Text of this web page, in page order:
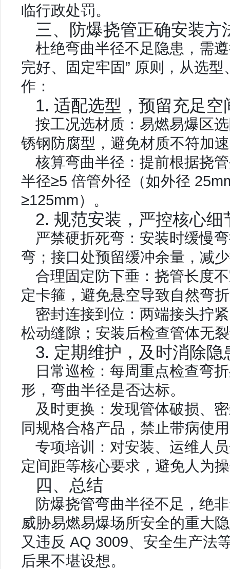
临行政处罚。
三、防爆挠管正确安装方
杜绝弯曲半径不足隐患，需遵
完好、固定牢固” 原则，从选
作：
1. 适配选型，预留充足空
按工况选材质：易燃易爆区
锈钢防腐型，避免材质不符加
核算弯曲半径：提前根据挠
半径≥5 倍管外径 （如外径
≥125mm）。
2. 规范安装，严控核心细
严禁硬折死弯：安装时缓慢
弯；接口处预留缓冲余量，减
合理固定防下垂：挠管长度
定卡箍，避免悬空导致自然弯
密封连接到位：两端接头拧
松动缝隙；安装后检查管体无
3. 定期维护，及时消除隐
日常巡检：每周重点检查弯
形，弯曲半径是否达标。
及时更换：发现管体破损、
同规格合格产品，禁止带病使
专项培训：对安装、运维人
定间距等核心要求，避免人为
四、总结
防爆挠管弯曲半径不足，绝
威胁易燃易爆场所安全的重大
又违反 AQ 3009、安全生产法
后果不堪设想。